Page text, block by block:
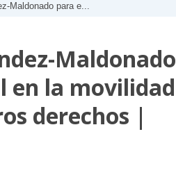
DH
Nacionales
Infografías
Vídeos
Audios
Campañas
Maldonado para e...
Maldonado
en la movilidad
derechos |